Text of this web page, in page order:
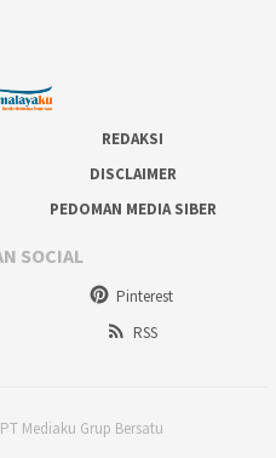
REDAKSI
DISCLAIMER
PEDOMAN MEDIA SIBER
SOCIAL
Pinterest
RSS
Mediaku Grup Bersatu